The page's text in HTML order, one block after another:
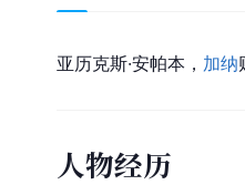
亚历克斯·安帕本， 加纳
人物经历